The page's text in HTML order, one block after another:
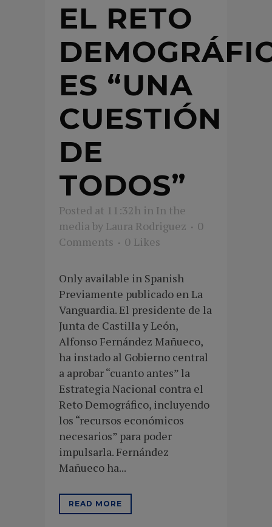
EL RETO
ES “UNA
CUESTIÓN
DE
TODOS”
Posted at 11:32h in In the
media by Laura Rodriguez
0
Comments
0 Likes
Only available in Spanish
Previamente publicado en La
Vanguardia. El presidente de la
Junta de Castilla y León,
Alfonso Fernández Mañueco,
ha instado al Gobierno central
a aprobar “cuanto antes” la
Estrategia Nacional contra el
Reto Demográfico, incluyendo
los “recursos económicos
necesarios” para poder
impulsarla. Fernández
Mañueco ha...
READ MORE